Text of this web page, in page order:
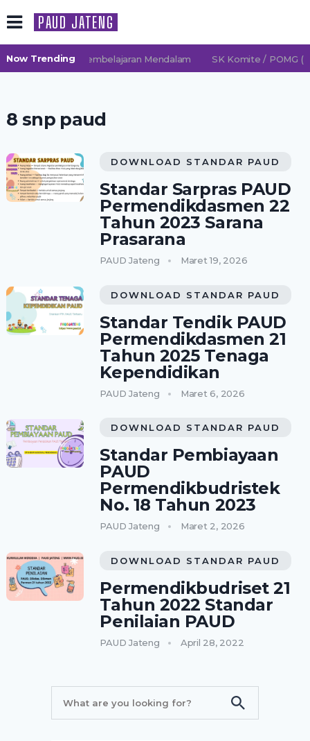
PAUD JATENG
Now Trending
2026/2027 TK Pembelajaran Mendalam SK Komite / POMG
8 snp paud
DOWNLOAD STANDAR PAUD
Standar Sarpras PAUD
Permendikdasmen 22
Tahun 2023 Sarana
Prasarana
PAUD Jateng Maret 19, 2026
DOWNLOAD STANDAR PAUD
Standar Tendik PAUD
Permendikdasmen 21
Tahun 2025 Tenaga
Kependidikan
PAUD Jateng Maret 6, 2026
DOWNLOAD STANDAR PAUD
Standar Pembiayaan
PAUD
Permendikbudristek
No. 18 Tahun 2023
PAUD Jateng Maret 2, 2026
DOWNLOAD STANDAR PAUD
Permendikbudriset 21
Tahun 2022 Standar
Penilaian PAUD
PAUD Jateng April 28, 2022